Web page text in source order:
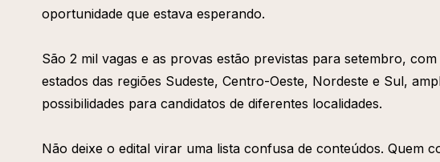
oportunidade que estava esperando.
São 2 mil vagas e as provas estão previstas para setembro,
estados das regiões Sudeste, Centro-Oeste, Nordeste e Sul,
possibilidades para candidatos de diferentes localidades.
Não deixe o edital virar uma lista confusa de conteúdos. Quem